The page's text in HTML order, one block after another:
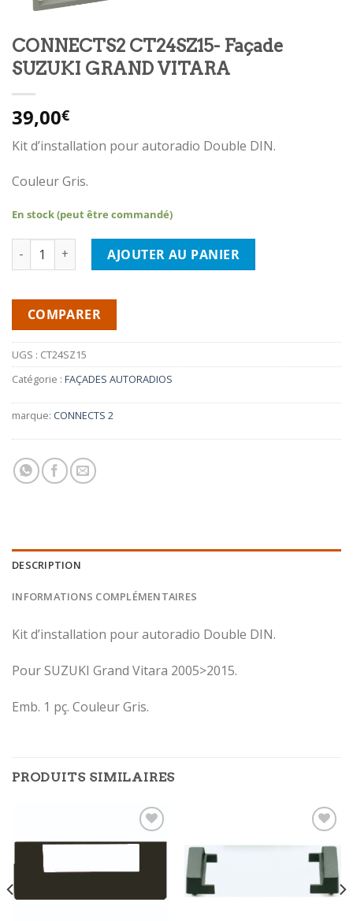
CONNECTS2 CT24SZ15- Façade
SUZUKI GRAND VITARA
39,00€
Kit d’installation pour autoradio Double DIN.
Couleur Gris.
En stock (peut être commandé)
quantité de CONNECTS2 CT24SZ15- Façade SUZUKI GRAND
AJOUTER AU PANIER
COMPARER
UGS : CT24SZ15
Catégorie : FAÇADES AUTORADIOS
marque: CONNECTS 2
DESCRIPTION
INFORMATIONS COMPLÉMENTAIRES
Kit d’installation pour autoradio Double DIN.
Pour SUZUKI Grand Vitara 2005>2015.
Emb. 1 pç. Couleur Gris.
PRODUITS SIMILAIRES
Ajouter
Ajouter
à la
wishlist